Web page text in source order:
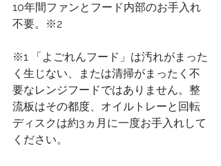
10年間ファンとフード内部のお手入れ
不要。※2
※1 「よごれんフード」は汚れがまった
く生じない、または清掃がまったく不
要なレンジフードではありません。整
流板はその都度、オイルトレーと回転
ディスクは約3ヵ月に一度お手入れして
ください。